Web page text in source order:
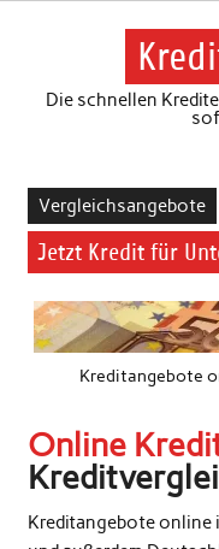
Skip
Die schnellen
Vergleichsangebote
Jetzt Kredit für
Kreditangebote
Online
Kreditangebote online